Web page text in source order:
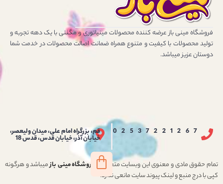
فروشگاه مینی باز عرضه کننده محصولات مینیاتوری و مگنتی با یک دهه تجربه و
تولید محصولات با کیفیت و متنوع همراه ضمانت اصالت محصولات در خدمت شما
دوستان عزیز میباشد.
02537221267 قم، بزرگراه امام علی، میدان ولیعصر،
خیابان آذر، خیابان قدس، قدس 18
تمام حقوق مادی و معنوی این وبسایت متعلق به فروشگاه مینی بازمیباشد و هرگونه
کپی با درج منبع و لینک پیوند سایت مانعی ندارد.